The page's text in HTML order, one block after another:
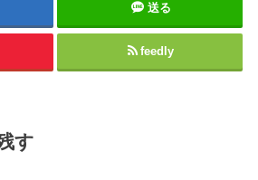
送る
feedly
す